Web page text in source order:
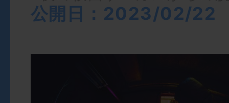
公開日：2023/02/22